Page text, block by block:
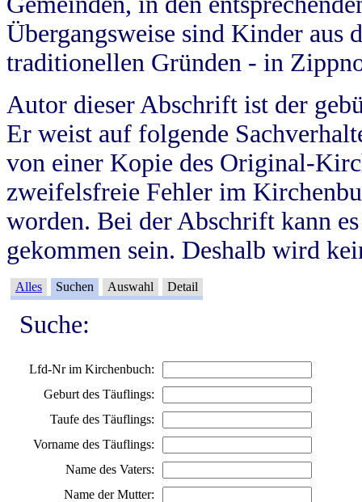
Übergangsweise sind Kinder aus
traditionellen Gründen - in
Autor dieser Abschrift ist der
Er weist auf folgende
von einer Kopie des Original-
zweifelsfreie Fehler im
worden. Bei der Abschrift kann
gekommen sein. Deshalb wird
Alles Suchen Auswahl Detail
Suche:
Lfd-Nr im Kirchenbuch:
Geburt des Täuflings:
Taufe des Täuflings:
Vorname des Täuflings:
Name des Vaters:
Name der Mutter: